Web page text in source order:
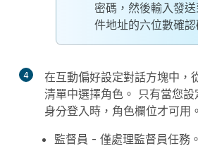
密碼 ，然後輸入發
件地址的六位數確認
4 在互動偏好設定對話方塊中，
清單中選擇角色。 只有當您
身分登入時，角色欄位才可用。
監督員 - 僅處理監督員任務。